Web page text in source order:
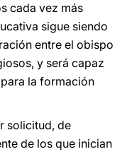
cada vez más
sigue siendo
entre el obispo
y será capaz
la formación
solicitud, de
de los que inician